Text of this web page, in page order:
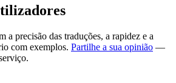
a precisão das traduções, a rapidez e a
com exemplos. Partilhe a sua opinião —